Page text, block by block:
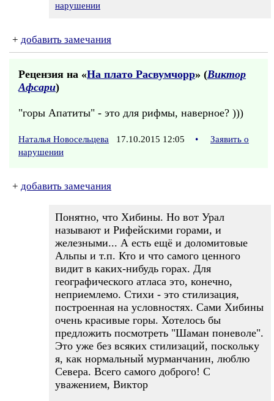
нарушении
+ добавить замечания
Рецензия на «На плато Расвумчорр» (Виктор
Афсари)
"горы Апатиты" - это для рифмы, наверное? )))
Наталья Новосельцева 17.10.2015 12:05 •
Заявить о
нарушении
+ добавить замечания
Понятно, что Хибины. Но вот Урал
называют и Рифейскими горами, и
железными... А есть ещё и доломитовые
Альпы и т.п. Кто и что самого ценного
видит в каких-нибудь горах. Для
географического атласа это, конечно,
неприемлемо. Стихи - это стилизация,
построенная на условностях. Сами Хибины
очень красивые горы. Хотелось бы
предложить посмотреть "Шаман поневоле".
Это уже без всяких стилизаций, поскольку
я, как нормальный мурманчанин, люблю
Севера. Всего самого доброго! С
уважением, Виктор